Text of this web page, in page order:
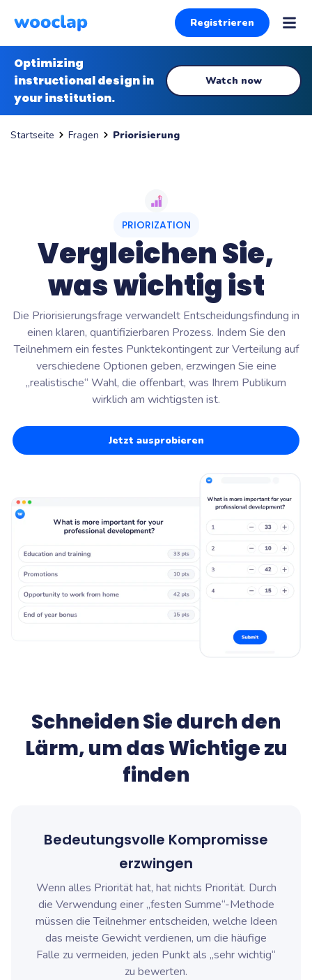
Registrieren
Optimizing
instructional design in
your institution.
Watch now
Startseite Fragen Priorisierung
PRIORIZATION
Vergleichen Sie,
was wichtig ist
Die Priorisierungsfrage verwandelt Entscheidungsfindung in
einen klaren, quantifizierbaren Prozess. Indem Sie den
Teilnehmern ein festes Punktekontingent zur Verteilung auf
verschiedene Optionen geben, erzwingen Sie eine
„realistische“ Wahl, die offenbart, was Ihrem Publikum
wirklich am wichtigsten ist.
Jetzt ausprobieren
Schneiden Sie durch den
Lärm, um das Wichtige zu
finden
Bedeutungsvolle Kompromisse
erzwingen
Wenn alles Priorität hat, hat nichts Priorität. Durch
die Verwendung einer „festen Summe“-Methode
müssen die Teilnehmer entscheiden, welche Ideen
das meiste Gewicht verdienen, um die häufige
Falle zu vermeiden, jeden Punkt als „sehr wichtig“
zu bewerten.